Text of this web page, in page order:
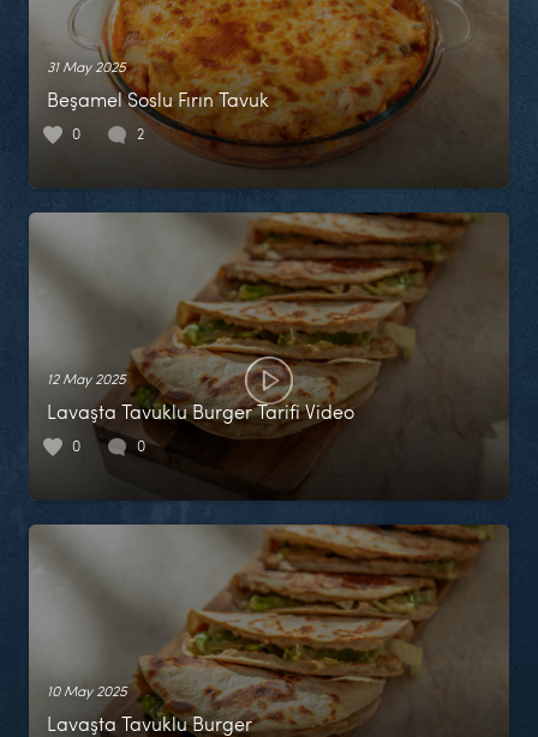
31 May 2025
Beşamel Soslu Fırın Tavuk
0 2
12 May 2025
Lavaşta Tavuklu Burger Tarifi Video
0 0
10 May 2025
Lavaşta Tavuklu Burger